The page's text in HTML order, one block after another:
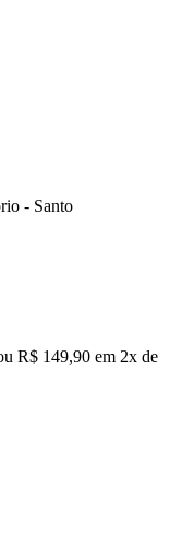
- Santo
R$ 149,90 em 2x de